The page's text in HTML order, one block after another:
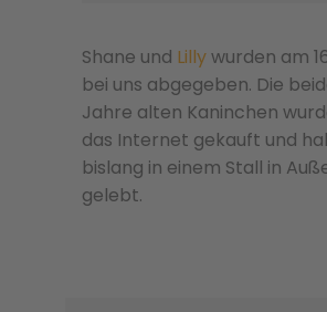
Shane und Lillywurden am
bei uns abgegeben. Die
Jahre alten Kaninchen
das Internet gekauft und
bislang in einem Stall in
gelebt.